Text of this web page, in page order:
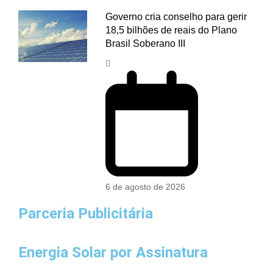
Governo cria conselho para gerir
18,5 bilhões de reais do Plano
Brasil Soberano III
6 de agosto de 2026
Parceria Publicitária
Energia Solar por Assinatura